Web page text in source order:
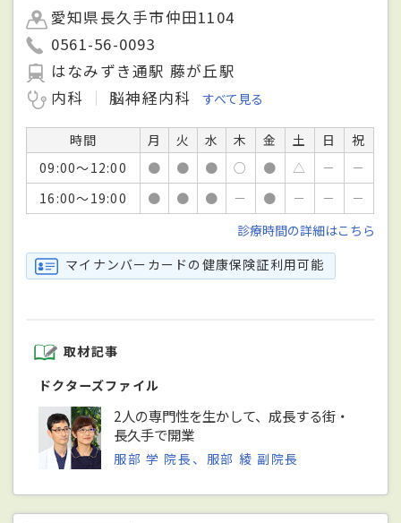
愛知県長久手市仲田1104
0561-56-0093
はなみずき通駅 藤が丘駅
内科
脳神経内科 すべて見る
時間 月 火 水 木 金 土 日
祝
09:00～12:00
● ● ● ○ ● △ －
－
16:00～19:00
● ● ● － ● － －
－
診療時間の詳細はこちら
マイナンバーカードの健康保険証利用可能
取材記事
ドクターズファイル
2人の専門性を生かして、成長する街・
長久手で開業
服部 学 院長、服部 綾 副院長